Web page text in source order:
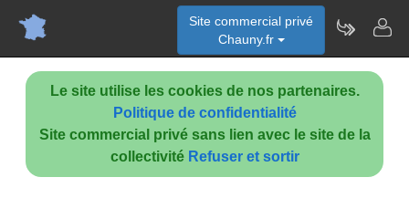
Le site utilise les cookies de nos partenaires.
Politique de confidentialité
Site commercial privé sans lien avec le site de la
collectivité Refuser et sortir
Site commercial privé
Chauny.fr